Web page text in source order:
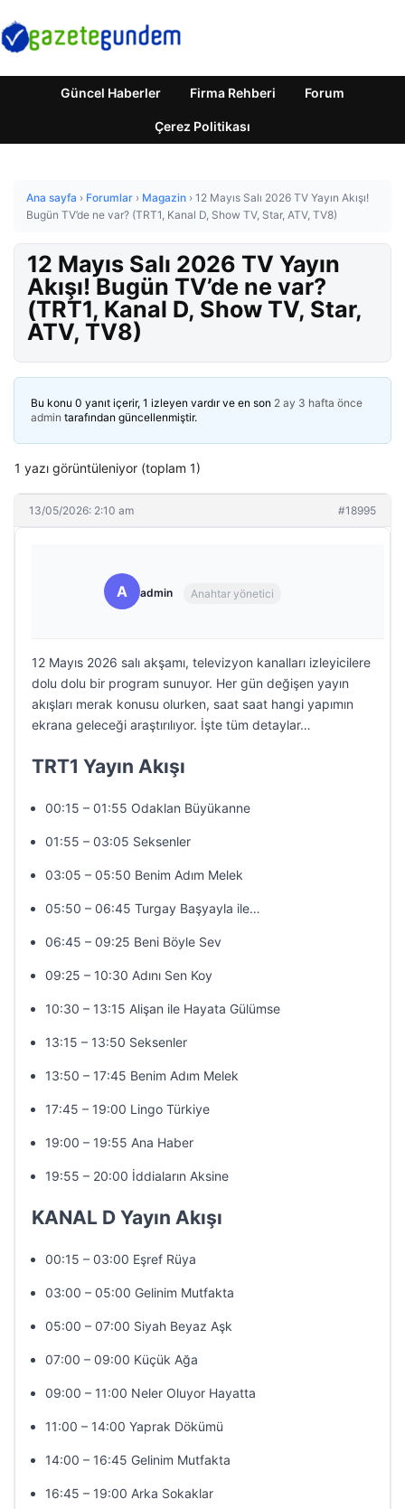
Güncel Haberler Firma Rehberi Forum
Çerez Politikası
Ana sayfa › Forumlar › Magazin › 12 Mayıs Salı 2026 TV Yayın Akışı!
Bugün TV’de ne var? (TRT1, Kanal D, Show TV, Star, ATV, TV8)
12 Mayıs Salı 2026 TV Yayın
Akışı! Bugün TV’de ne var?
(TRT1, Kanal D, Show TV, Star,
ATV, TV8)
Bu konu 0 yanıt içerir, 1 izleyen vardır ve en son 2 ay 3 hafta önce
admin tarafından güncellenmiştir.
1 yazı görüntüleniyor (toplam 1)
13/05/2026: 2:10 am #18995
A admin Anahtar yönetici
12 Mayıs 2026 salı akşamı, televizyon kanalları izleyicilere
dolu dolu bir program sunuyor. Her gün değişen yayın
akışları merak konusu olurken, saat saat hangi yapımın
ekrana geleceği araştırılıyor. İşte tüm detaylar…
TRT1 Yayın Akışı
00:15 – 01:55 Odaklan Büyükanne
01:55 – 03:05 Seksenler
03:05 – 05:50 Benim Adım Melek
05:50 – 06:45 Turgay Başyayla ile…
06:45 – 09:25 Beni Böyle Sev
09:25 – 10:30 Adını Sen Koy
10:30 – 13:15 Alişan ile Hayata Gülümse
13:15 – 13:50 Seksenler
13:50 – 17:45 Benim Adım Melek
17:45 – 19:00 Lingo Türkiye
19:00 – 19:55 Ana Haber
19:55 – 20:00 İddiaların Aksine
KANAL D Yayın Akışı
00:15 – 03:00 Eşref Rüya
03:00 – 05:00 Gelinim Mutfakta
05:00 – 07:00 Siyah Beyaz Aşk
07:00 – 09:00 Küçük Ağa
09:00 – 11:00 Neler Oluyor Hayatta
11:00 – 14:00 Yaprak Dökümü
14:00 – 16:45 Gelinim Mutfakta
16:45 – 19:00 Arka Sokaklar